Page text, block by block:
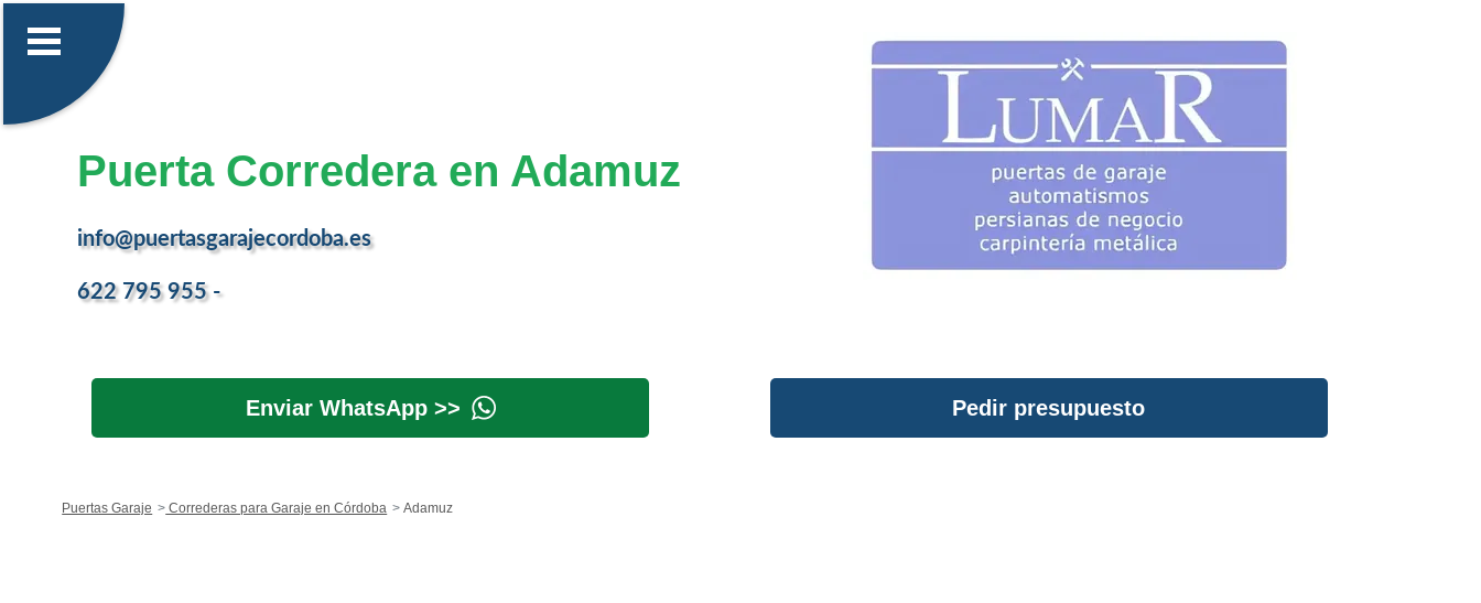
Puerta Corredera en Adamuz
info@puertasgarajecordoba.es
622 795 955 -
Enviar WhatsApp >> Pedir presupuesto
Puertas Garaje Correderas para Garaje en Córdoba Adamuz